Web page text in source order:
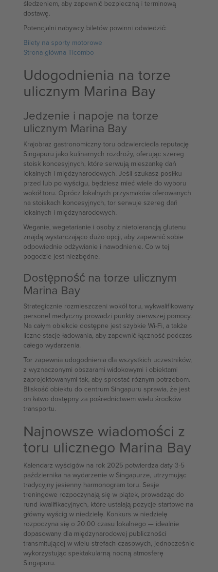
śledzeniem, aby zapewnić bezpieczną i terminową
dostawę.
Potencjalni nabywcy biletów powinni odwiedzić:
Bilety na sporty motorowe
Strona główna Ticombo
Udogodnienia na torze
ulicznym Marina Bay
Jedzenie i napoje na torze
ulicznym Marina Bay
Krajobraz gastronomiczny toru odzwierciedla reputację
Singapuru jako kulinarnych rozdroży, oferując szereg
stoisk koncesyjnych, które serwują mieszankę dań
lokalnych i międzynarodowych. Jeśli szukasz posiłku
przed lub po wyścigu, będziesz mieć wiele do wyboru
wokół toru. Oprócz lokalnych przysmaków oferowanych
na stoiskach koncesyjnych, tor serwuje szereg dań
lokalnych i międzynarodowych.
Weganie, wegetarianie i osoby z nietolerancją glutenu
znajdą wystarczająco dużo opcji, aby zapewnić sobie
odpowiednie odżywianie i nawodnienie. Co w tej
pogodzie jest niezbędne.
Dostępność na torze ulicznym
Marina Bay
Strategicznie rozmieszczeni wokół toru, wykwalifikowany
personel medyczny prowadzi punkty pierwszej pomocy.
Na całym obiekcie dostępne jest szybkie Wi-Fi, a także
liczne stacje ładowania, aby zapewnić łączność podczas
całego wydarzenia.
Tor zapewnia udogodnienia dla wszystkich uczestników,
z wyznaczonymi obszarami widokowymi i obiektami
zaprojektowanymi tak, aby sprostać różnym potrzebom.
Bliskość obiektu do centrum Singapuru sprawia, że jest
on łatwo dostępny za pośrednictwem wielu środków
transportu.
Najnowsze wiadomości z
toru ulicznego Marina Bay
Kalendarz wyścigów na rok 2025 potwierdza daty 3-5
października na wydarzenie w Singapurze, utrzymując
tradycyjny jesienny harmonogram toru. Sesje
treningowe rozpoczynają się w piątek, prowadząc do
rund kwalifikacyjnych, które ustalają pozycje startowe na
główny wyścig w niedzielę. Konkurs w niedzielę
rozpoczyna się o 20:00 czasu lokalnego — idealnie
dopasowany dla międzynarodowej publiczności
transmitującej w wielu strefach czasowych, jednocześnie
wykorzystując spektakularną nocną atmosferę
Singapuru.